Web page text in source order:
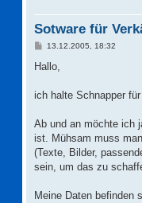
Sotware für
B
i
a
13.12.2005, 18:32
Hallo,
ich halte Schnapper
Ab und an möchte ich
ist. Mühsam muss
(Texte, Bilder,
sein, um das zu
Meine Daten befinden